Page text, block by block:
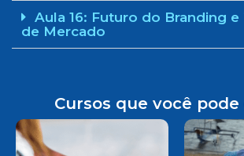
Aula 16: Futuro do Branding e
de Mercado
Cursos que você